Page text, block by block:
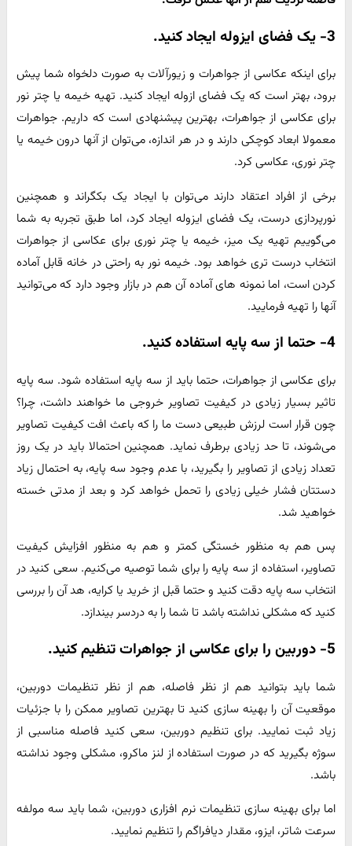
3- یک فضای ایزوله ایجاد کنید.
برای اینکه عکاسی از جواهرات و زیورآلات به صورت دلخواه شما پیش
برود، بهتر است که یک فضای ازوله ایجاد کنید. تهیه خیمه یا چتر نور
برای عکاسی از جواهرات، بهترین پیشنهادی است که داریم. جواهرات
معمولا ابعاد کوچکی دارند و در هر اندازه، می‌توان از آنها درون خیمه یا
چتر نوری، عکاسی کرد.
برخی از افراد اعتقاد دارند می‌توان با ایجاد یک بکگراند و همچنین
نورپردازی درست، یک فضای ایزوله ایجاد کرد، اما طبق تجربه به شما
می‌گوییم تهیه یک میز، خیمه یا چتر نوری برای عکاسی از جواهرات
انتخاب درست تری خواهد بود. خیمه نور به راحتی در خانه قابل آماده
کردن است، اما نمونه های آماده آن هم در بازار وجود دارد که می‌توانید
آنها را تهیه فرمایید.
4- حتما از سه پایه استفاده کنید.
برای عکاسی از جواهرات، حتما باید از سه پایه استفاده شود. سه پایه
تاثیر بسیار زیادی در کیفیت تصاویر خروجی ما خواهند داشت، چرا؟
چون قرار است لرزش طبیعی دست ما را که باعث افت کیفیت تصاویر
می‌شوند، تا حد زیادی برطرف نماید. همچنین احتمالا باید در یک روز
تعداد زیادی از تصاویر را بگیرید، با عدم وجود سه پایه، به احتمال زیاد
دستتان فشار خیلی زیادی را تحمل خواهد کرد و بعد از مدتی خسته
خواهید شد.
پس هم به منظور خستگی کمتر و هم به منظور افزایش کیفیت
تصاویر، استفاده از سه پایه را برای شما توصیه می‌کنیم. سعی کنید در
انتخاب سه پایه دقت کنید و حتما قبل از خرید یا کرایه، هد آن را بررسی
کنید که مشکلی نداشته باشد تا شما را به دردسر بیندازد.
5- دوربین را برای عکاسی از جواهرات تنظیم کنید.
شما باید بتوانید هم از نظر فاصله، هم از نظر تنظیمات دوربین،
موقعیت آن را بهینه سازی کنید تا بهترین تصاویر ممکن را با جزئیات
زیاد ثبت نمایید. برای تنظیم دوربین، سعی کنید فاصله مناسبی از
سوژه بگیرید که در صورت استفاده از لنز ماکرو، مشکلی وجود نداشته
باشد.
اما برای بهینه سازی تنظیمات نرم افزاری دوربین، شما باید سه مولفه
سرعت شاتر، ایزو، مقدار دیافراگم را تنظیم نمایید.